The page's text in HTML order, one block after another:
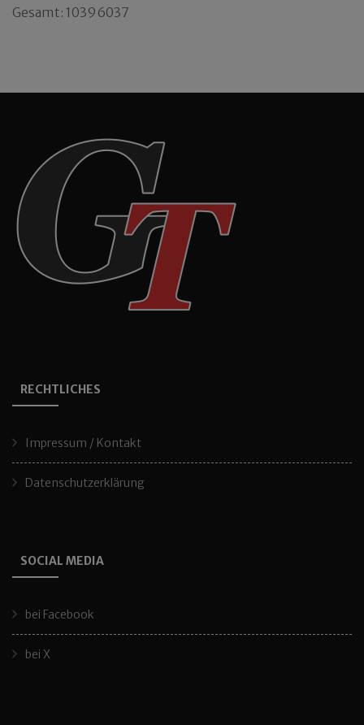
Gesamt: 10396037
RECHTLICHES
Impressum / Kontakt
Datenschutzerklärung
SOCIAL MEDIA
bei Facebook
bei X